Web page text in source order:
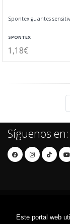
Este portal web
Spontex guantes
SPONTEX
1,18€
Síguenos en: